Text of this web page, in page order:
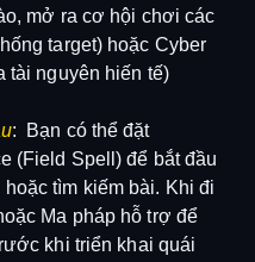
, mở ra cơ hội chơi các
target) hoặc Cyber
tài nguyên hiến tế)
:
Bạn có thể đặt
(Field Spell) để bắt đầu
tìm kiếm bài. Khi đi
Ma pháp hỗ trợ để
khi triển khai quái